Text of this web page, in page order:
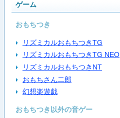
ゲーム
おもちつき
リズミカルおもちつきTG
リズミカルおもちつきTG NEO
リズミカルおもちつきNT
おもちさん二郎
幻想楽遊戯
おもちつき以外の音ゲー